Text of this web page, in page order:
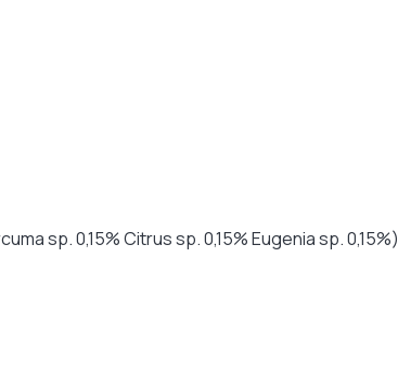
sp. 0,15% Citrus sp. 0,15% Eugenia sp. 0,15%)